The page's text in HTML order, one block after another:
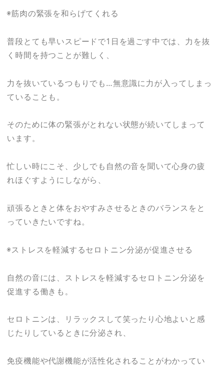
◉筋肉の緊張を和らげてくれる
普段とても早いスピードで1日を過ごす中では、力を抜
く時間を持つことが難しく、
力を抜いているつもりでも…無意識に力が入ってしまっ
ていることも。
そのために体の緊張がとれない状態が続いてしまって
います。
忙しい時にこそ、少しでも自然の音を聞いて心身の疲
れほぐすようにしながら、
頑張るときと体をおやすみさせるときのバランスをと
っていきたいですね。
◉ストレスを軽減するセロトニン分泌が促進させる
自然の音には、ストレスを軽減するセロトニン分泌を
促進する働きも。
セロトニンは、リラックスして笑ったり心地よいと感
じたりしているときに分泌され、
免疫機能や代謝機能が活性化されることがわかってい